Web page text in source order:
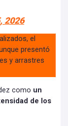
2026
el
presentó
y arrastres
como un
de los